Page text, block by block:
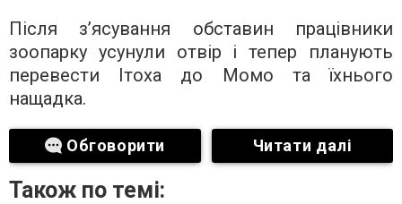
Після з’ясування обставин працівники
зоопарку усунули отвір і тепер планують
перевести Ітоха до Момо та їхнього
нащадка.
Обговорити Читати далі
Також по темі: